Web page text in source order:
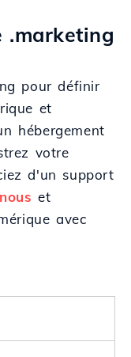
.marketing
pour définir
et
hébergement
votre
d'un support
et
avec